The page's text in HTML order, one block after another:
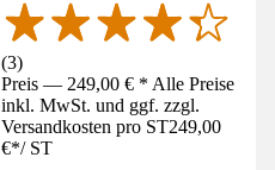
(3)
Preis — 249,00 € * Alle Preise
inkl. MwSt. und ggf. zzgl.
Versandkosten pro ST249,00
€*/ ST